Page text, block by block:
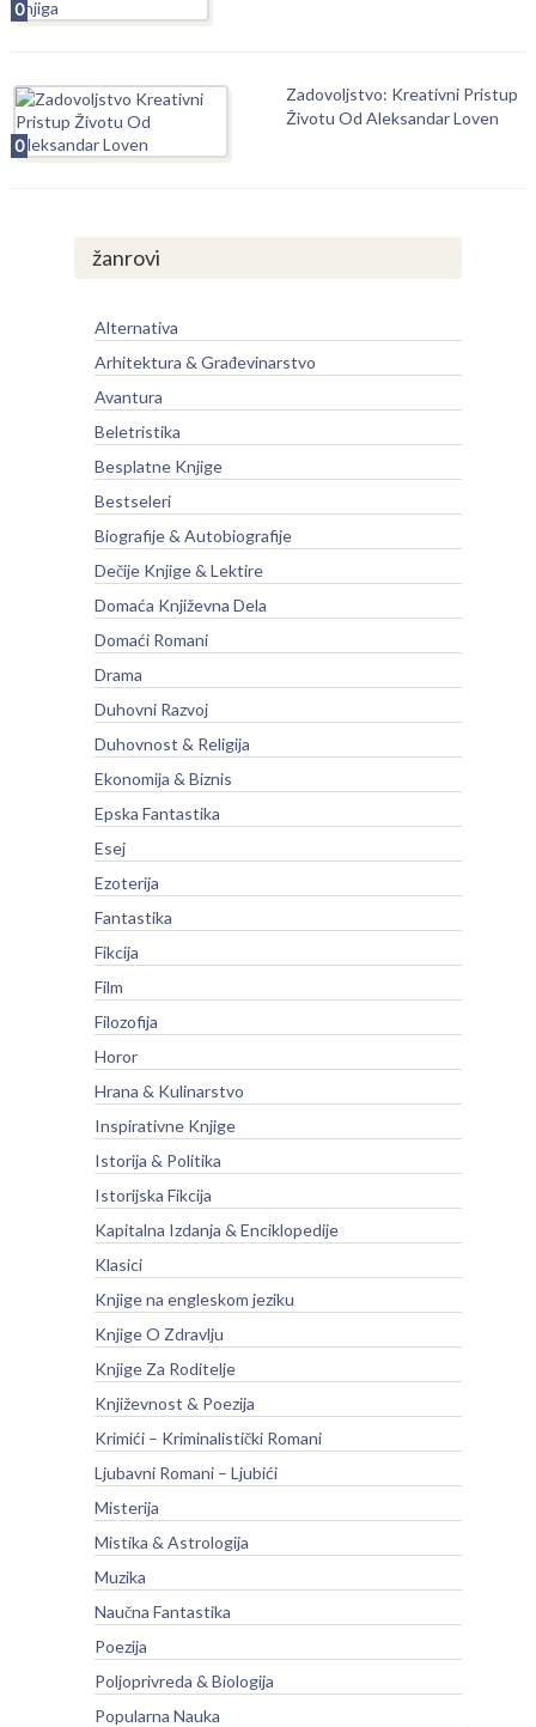
0
0
Zadovoljstvo: Kreativni Pristup
Životu Od Aleksandar Loven
žanrovi
Alternativa
Arhitektura & Građevinarstvo
Avantura
Beletristika
Besplatne Knjige
Bestseleri
Biografije & Autobiografije
Dečije Knjige & Lektire
Domaća Književna Dela
Domaći Romani
Drama
Duhovni Razvoj
Duhovnost & Religija
Ekonomija & Biznis
Epska Fantastika
Esej
Ezoterija
Fantastika
Fikcija
Film
Filozofija
Horor
Hrana & Kulinarstvo
Inspirativne Knjige
Istorija & Politika
Istorijska Fikcija
Kapitalna Izdanja & Enciklopedije
Klasici
Knjige na engleskom jeziku
Knjige O Zdravlju
Knjige Za Roditelje
Književnost & Poezija
Krimići – Kriminalistički Romani
Ljubavni Romani – Ljubići
Misterija
Mistika & Astrologija
Muzika
Naučna Fantastika
Poezija
Poljoprivreda & Biologija
Popularna Nauka